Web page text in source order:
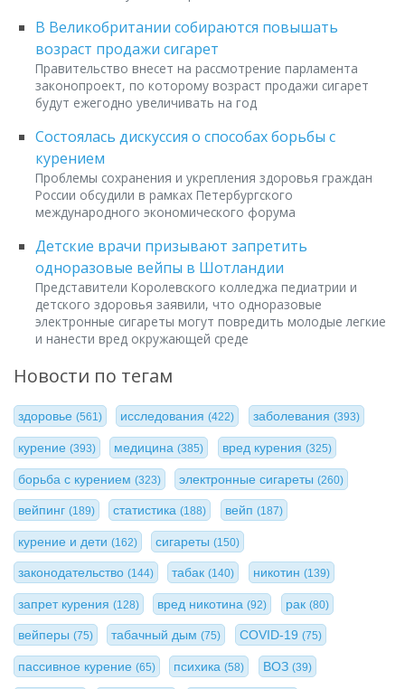
В Великобритании собираются повышать
возраст продажи сигарет
Правительство внесет на рассмотрение парламента
законопроект, по которому возраст продажи сигарет
будут ежегодно увеличивать на год
Состоялась дискуссия о способах борьбы с
курением
Проблемы сохранения и укрепления здоровья граждан
России обсудили в рамках Петербургского
международного экономического форума
Детские врачи призывают запретить
одноразовые вейпы в Шотландии
Представители Королевского колледжа педиатрии и
детского здоровья заявили, что одноразовые
электронные сигареты могут повредить молодые легкие
и нанести вред окружающей среде
Новости по тегам
здоровье (561) исследования(422) заболевания (393)
курение (393) медицина(385) вред курения (325)
борьба с курением (323) электронные сигареты(260)
вейпинг (189) статистика(188) вейп (187)
курение и дети (162) сигареты(150)
законодательство (144) табак(140) никотин (139)
запрет курения (128) вред никотина(92) рак (80)
вейперы (75) табачный дым(75) COVID-19 (75)
пассивное курение (65) психика(58) ВОЗ (39)